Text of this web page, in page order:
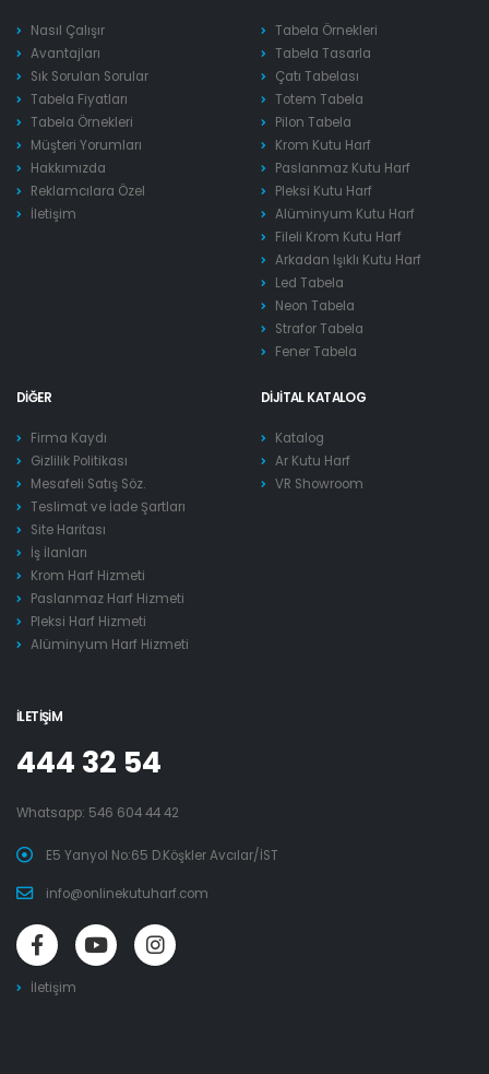
Nasıl Çalışır
Avantajları
Sık Sorulan Sorular
Tabela Fiyatları
Tabela Örnekleri
Müşteri Yorumları
Hakkımızda
Reklamcılara Özel
İletişim
Tabela Örnekleri
Tabela Tasarla
Çatı Tabelası
Totem Tabela
Pilon Tabela
Krom Kutu Harf
Paslanmaz Kutu Harf
Pleksi Kutu Harf
Alüminyum Kutu Harf
Fileli Krom Kutu Harf
Arkadan Işıklı Kutu Harf
Led Tabela
Neon Tabela
Strafor Tabela
Fener Tabela
DIĞER
Firma Kaydı
Gizlilik Politikası
Mesafeli Satış Söz.
Teslimat ve İade Şartları
Site Haritası
İş İlanları
Krom Harf Hizmeti
Paslanmaz Harf Hizmeti
Pleksi Harf Hizmeti
Alüminyum Harf Hizmeti
DIJITAL KATALOG
Katalog
Ar Kutu Harf
VR Showroom
İLETIŞIM
444 32 54
Whatsapp: 546 604 44 42
E5 Yanyol No:65 D.Köşkler Avcılar/İST
info@onlinekutuharf.com
İletişim